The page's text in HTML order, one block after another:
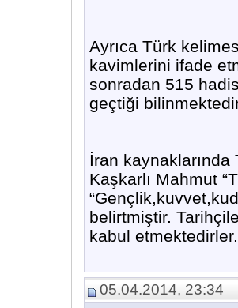
Ayrıca Türk
kavimlerini ifade
sonradan 515
geçtiği
İran kaynaklarında
Kaşkarlı Mahmut
belirtmiştir.
kabul etmektedirler.
05.04.2014, 23:34